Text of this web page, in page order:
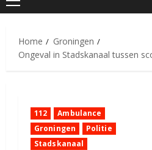
Primair
Home
Groningen
Ongeval in Stadskanaal tussen
112
Ambulance
Groningen
Politie
Stadskanaal